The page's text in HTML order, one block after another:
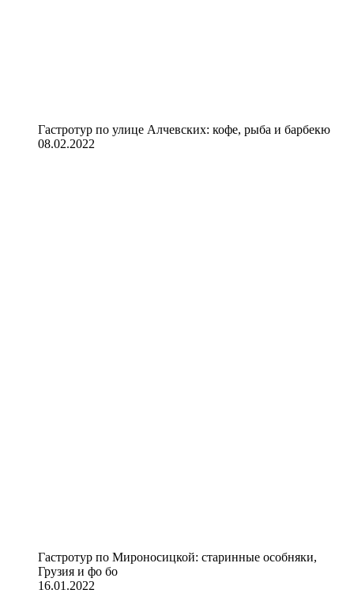
Гастротур по улице Алчевских: кофе, рыба и барбекю
08.02.2022
Гастротур по Мироносицкой: старинные особняки,
Грузия и фо бо
16.01.2022